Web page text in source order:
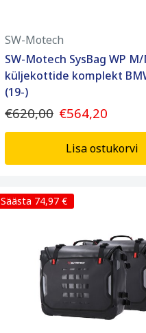
SW-Motech
SW-Motech SysBag WP
küljekottide komplekt
(19-)
€620,00 €564,20
Lisa ostukorvi
Säästa 74,97 €